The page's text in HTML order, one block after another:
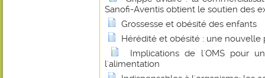
Sanofi-Aventis obtient le soutien des
Grossesse et obésité des enfants
Hérédité et obésité : une nouvelle
Implications de l'OMS pour
l'alimentation